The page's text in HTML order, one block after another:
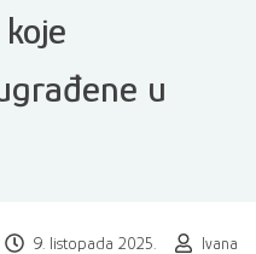
u
9. listopada 2025. Ivana